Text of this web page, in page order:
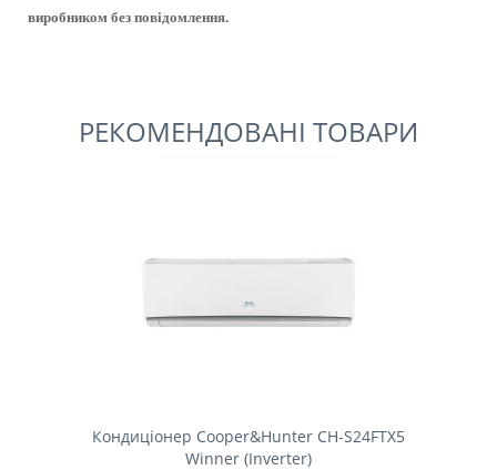
виробником без повідомлення.
РЕКОМЕНДОВАНІ ТОВАРИ
Кондиціонер Cooper&Hunter CH-S24FTX5
Winner (Inverter)